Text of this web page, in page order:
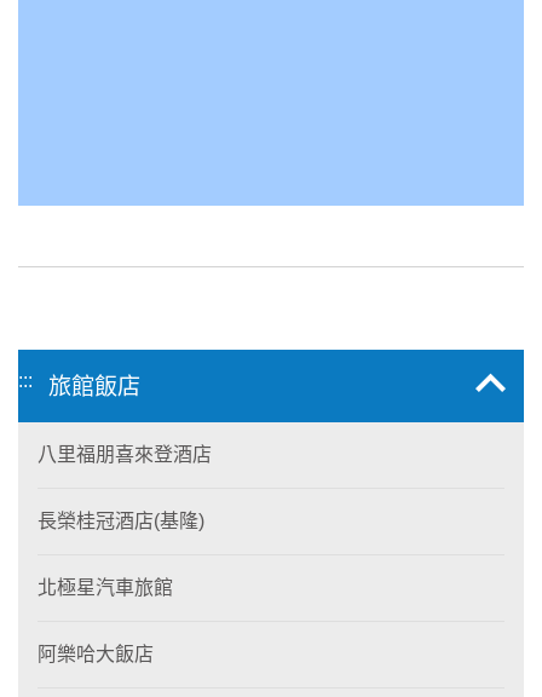
::: 旅館飯店
八里福朋喜來登酒店
長榮桂冠酒店(基隆)
北極星汽車旅館
阿樂哈大飯店